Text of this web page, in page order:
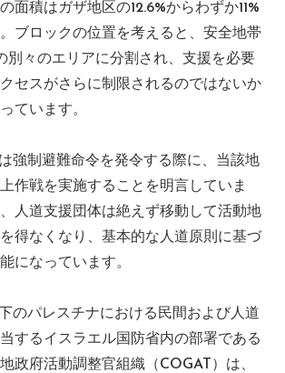
面積はガザ地区の12.6%からわずか11%
ブロックの位置を考えると、安全地帯
別々のエリアに分割され、支援を必要
セスがさらに制限されるのではないか
ています。
強制避難命令を発令する際に、当該地
作戦を実施することを明言していま
人道支援団体は絶えず移動して活動地
得なくなり、基本的な人道原則に基づ
になっています。
のパレスチナにおける民間および人道
するイスラエル国防省内の部署である
政府活動調整官組織（COGAT）は、